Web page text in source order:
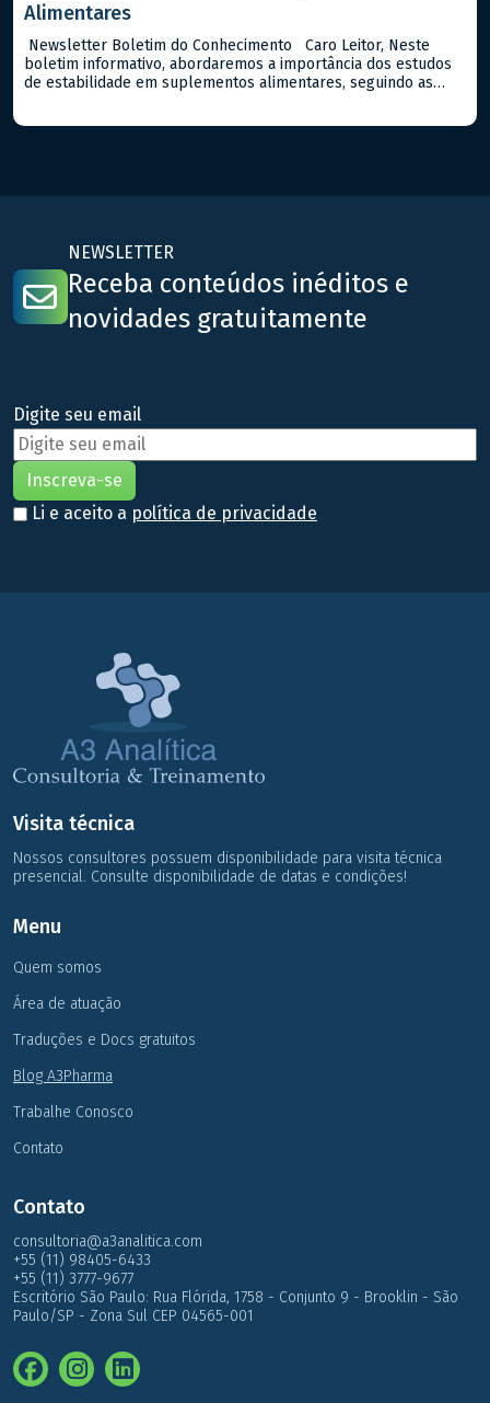
Alimentares
Newsletter Boletim do Conhecimento Caro Leitor, Neste
boletim informativo, abordaremos a importância dos estudos
de estabilidade em suplementos alimentares, seguindo as
NEWSLETTER
Receba conteúdos inéditos e
novidades gratuitamente
Digite seu email
Li e aceito a política de privacidade
Visita técnica
Nossos consultores possuem disponibilidade para visita técnica
presencial. Consulte disponibilidade de datas e condições!
Menu
Quem somos
Área de atuação
Traduções e Docs gratuitos
Blog A3Pharma
Trabalhe Conosco
Contato
Contato
consultoria@a3analitica.com
+55 (11) 98405-6433
+55 (11) 3777-9677
Escritório São Paulo: Rua Flórida, 1758 - Conjunto 9 - Brooklin - São
Paulo/SP - Zona Sul CEP 04565-001